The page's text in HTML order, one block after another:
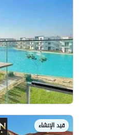
قيد الإنشاء